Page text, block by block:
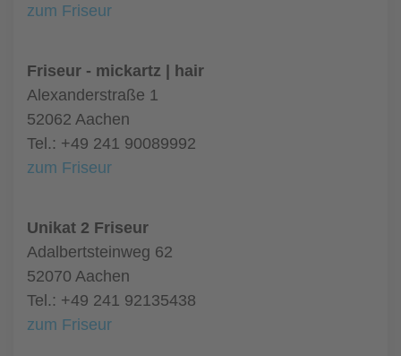
zum Friseur
Friseur - mickartz | hair
Alexanderstraße 1
52062 Aachen
Tel.: +49 241 90089992
zum Friseur
Unikat 2 Friseur
Adalbertsteinweg 62
52070 Aachen
Tel.: +49 241 92135438
zum Friseur